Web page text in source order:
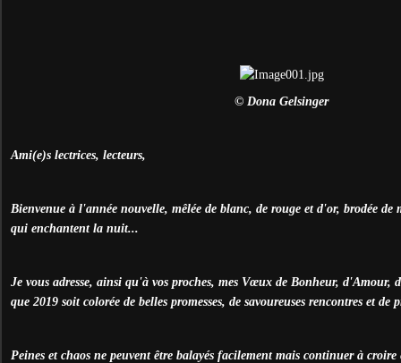
© Dona Gelsinger
Ami(e)s lectrices, lecteurs,
Bienvenue à l'année nouvelle, mêlée de blanc, de rouge et d'or, brodée de
qui enchantent la nuit...
Je vous adresse, ainsi qu'à vos proches, mes Vœux de Bonheur, d'Amour,
que 2019 soit colorée de belles promesses, de savoureuses rencontres et de
Peines et chaos ne peuvent être balayés facilement mais continuer à